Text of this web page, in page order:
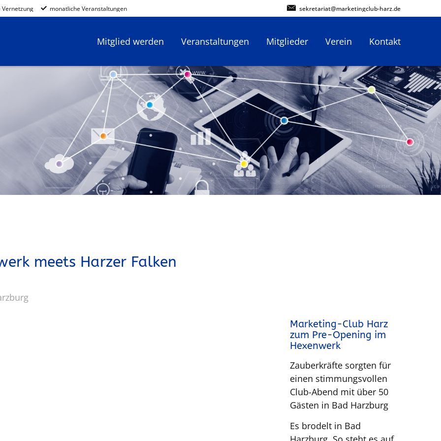
Vernetzung monatliche Veranstaltungen sekretariat@marketingclub-harz.de
Mitglied werden Veranstaltungen Mitglieder Verein Kontakt
meets Harzer Falken
Marketing-Club Harz
zum Pre-Opening im
Hexenwerk
Zauberkräfte sorgten für
einen stimmungsvollen
Club-Abend mit über 50
Gästen in Bad Harzburg
Es brodelt in Bad